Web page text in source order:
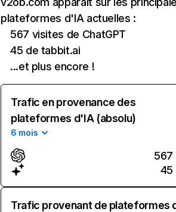
plateformes d'IA actuelles :
567 visites de ChatGPT
45 de tabbit.ai
...et plus encore !
Trafic en provenance des
plateformes d'IA (absolu)
6 mois
567
45
Trafic provenant de plateformes